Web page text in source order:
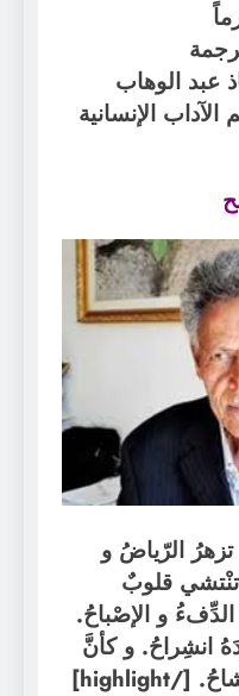
عبد الوهاب
الإنسانية
الرّياضُ و
قلوبٌ
و الإصْباحُ.
انشِراحُ. و كأنَّ
[/highlight]